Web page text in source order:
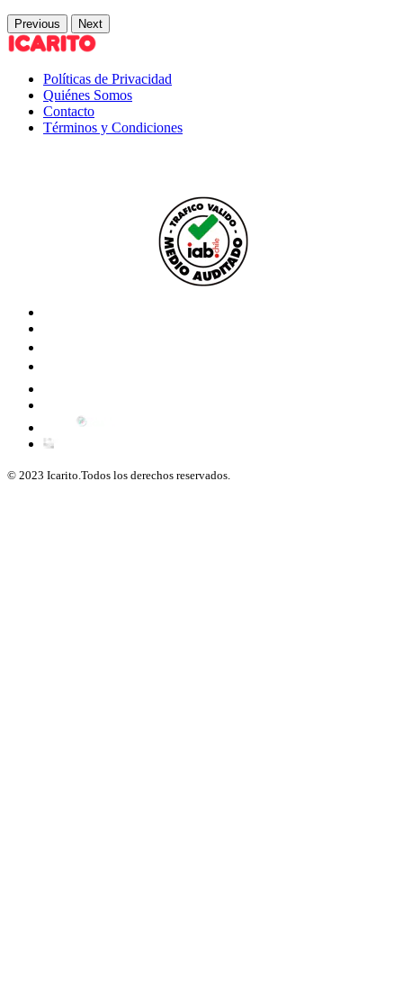
Previous Next
Políticas de Privacidad
Quiénes Somos
Contacto
Términos y Condiciones
© 2023 Icarito.Todos los derechos reservados.